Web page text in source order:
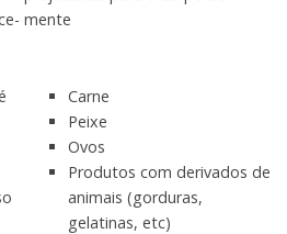
mente
Carne
Peixe
Ovos
Produtos com derivados de
animais (gorduras,
gelatinas, etc)